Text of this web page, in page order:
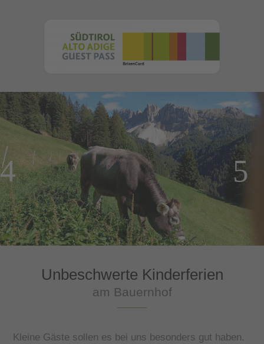
Unbeschwerte Kinderferien
am Bauernhof
Kleine Gäste sollen es bei uns besonders gut haben.